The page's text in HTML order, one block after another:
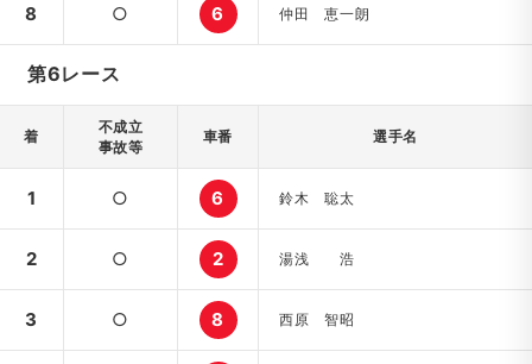
8 ○ 6 仲田 恵一朗
第6レース
着
不成立
事故等
車番 選手名
1 ○ 6 鈴木 聡太
2 ○ 2 湯浅 浩
3 ○ 8 西原 智昭